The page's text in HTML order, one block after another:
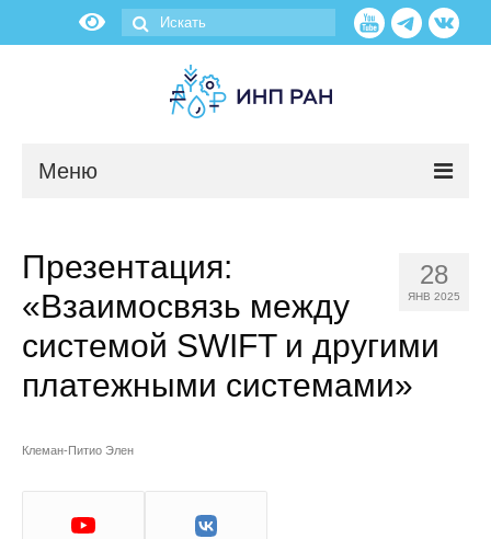
Меню
О нас
Об институте
Научные подразделения
Сотрудники
28
ЯНВ 2025
Презентация:
«Взаимосвязь между
системой SWIFT и другими
платежными системами»
Клеман-Питио Элен